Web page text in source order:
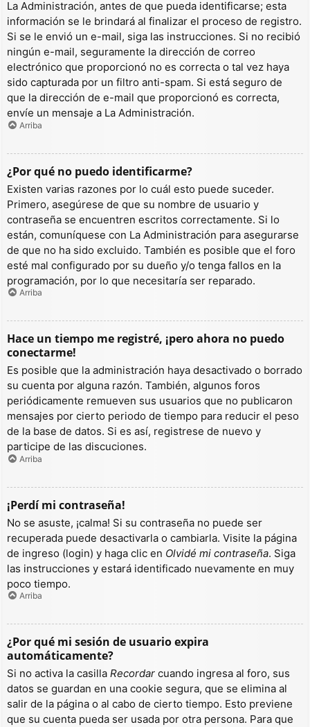
La Administración, antes de que pueda identificarse; esta
información se le brindará al finalizar el proceso de registro.
Si se le envió un e-mail, siga las instrucciones. Si no recibió
ningún e-mail, seguramente la dirección de correo
electrónico que proporcionó no es correcta o tal vez haya
sido capturada por un filtro anti-spam. Si está seguro de
que la dirección de e-mail que proporcionó es correcta,
envíe un mensaje a La Administración.
Arriba
¿Por qué no puedo identificarme?
Existen varias razones por lo cuál esto puede suceder.
Primero, asegúrese de que su nombre de usuario y
contraseña se encuentren escritos correctamente. Si lo
están, comuníquese con La Administración para asegurarse
de que no ha sido excluido. También es posible que el foro
esté mal configurado por su dueño y/o tenga fallos en la
programación, por lo que necesitaría ser reparado.
Arriba
Hace un tiempo me registré, ¡pero ahora no puedo
conectarme!
Es posible que la administración haya desactivado o borrado
su cuenta por alguna razón. También, algunos foros
periódicamente remueven sus usuarios que no publicaron
mensajes por cierto periodo de tiempo para reducir el peso
de la base de datos. Si es así, registrese de nuevo y
participe de las discuciones.
Arriba
¡Perdí mi contraseña!
No se asuste, ¡calma! Si su contraseña no puede ser
recuperada puede desactivarla o cambiarla. Visite la página
de ingreso (login) y haga clic en Olvidé mi contraseña. Siga
las instrucciones y estará identificado nuevamente en muy
poco tiempo.
Arriba
¿Por qué mi sesión de usuario expira
automáticamente?
Si no activa la casilla Recordar cuando ingresa al foro, sus
datos se guardan en una cookie segura, que se elimina al
salir de la página o al cabo de cierto tiempo. Esto previene
que su cuenta pueda ser usada por otra persona. Para que